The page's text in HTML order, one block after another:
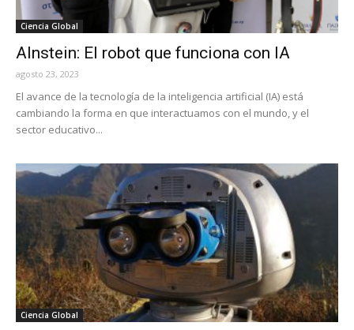
Ciencia Global
AInstein: El robot que funciona con IA
agosto 23, 2023
El avance de la tecnología de la inteligencia artificial (IA) está
cambiando la forma en que interactuamos con el mundo, y el
sector educativo...
Ciencia Global